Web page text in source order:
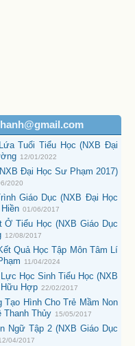
Tuổi Tiểu Học (NXB Đại
12/01/2022
Đại Học Sư Phạm 2017)
2020
Giáo Dục (NXB Đại Học
01/06/2017
Ở Tiểu Học (NXB Giáo Dục
12/08/2017
Quả Học Tập Môn Tâm Lí
11/04/2024
Học Sinh Tiểu Học (NXB
Hợp 22/02/2017
Hình Cho Trẻ Mầm Non
Thanh Thủy 15/05/2017
Ngữ Tập 2 (NXB Giáo Dục
04/2017